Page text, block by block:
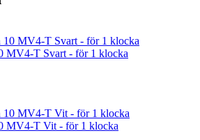
MV4-T Svart - för 1 klocka
MV4-T Vit - för 1 klocka